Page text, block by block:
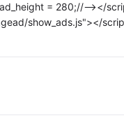
= 280;//--></
show_ads.js"></